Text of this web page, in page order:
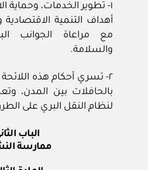
١- تطوير الخدمات، وحماية
أهداف التنمية
مع مراعاة الجوانب
والسلامة.
٢- تسري أحكام هذه
بالحافلات بين المدن،
لنظام النقل البري على
الباب
ممارسة